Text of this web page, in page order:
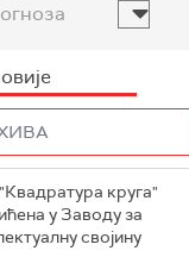
круга"
у Заводу за
својину